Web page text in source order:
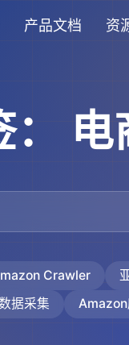
产品文档 资
Crawler
据采集
Amazon